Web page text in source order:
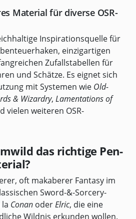
Material für diverse OSR-
Inspirationsquelle für
einzigartigen
Zufallstabellen für
und Schätze. Es eignet sich
mit Systemen wie Old-
& Wizardry,Lamentations of
vielen weiteren OSR-
das richtige Pen-
oft makaberer Fantasy im
Sword-&-Sorcery-
Conan oderElric, die eine
Wildnis erkunden wollen.